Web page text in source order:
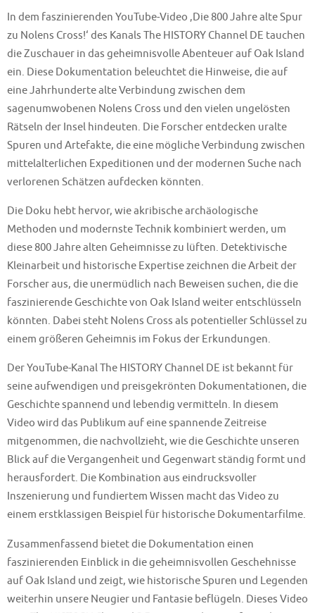
In dem faszinierenden YouTube-Video ‚Die 800 Jahre alte Spur
zu Nolens Cross!‘ des Kanals The HISTORY Channel DE tauchen
die Zuschauer in das geheimnisvolle Abenteuer auf Oak Island
ein. Diese Dokumentation beleuchtet die Hinweise, die auf
eine Jahrhunderte alte Verbindung zwischen dem
sagenumwobenen Nolens Cross und den vielen ungelösten
Rätseln der Insel hindeuten. Die Forscher entdecken uralte
Spuren und Artefakte, die eine mögliche Verbindung zwischen
mittelalterlichen Expeditionen und der modernen Suche nach
verlorenen Schätzen aufdecken könnten.
Die Doku hebt hervor, wie akribische archäologische
Methoden und modernste Technik kombiniert werden, um
diese 800 Jahre alten Geheimnisse zu lüften. Detektivische
Kleinarbeit und historische Expertise zeichnen die Arbeit der
Forscher aus, die unermüdlich nach Beweisen suchen, die die
faszinierende Geschichte von Oak Island weiter entschlüsseln
könnten. Dabei steht Nolens Cross als potentieller Schlüssel zu
einem größeren Geheimnis im Fokus der Erkundungen.
Der YouTube-Kanal The HISTORY Channel DE ist bekannt für
seine aufwendigen und preisgekrönten Dokumentationen, die
Geschichte spannend und lebendig vermitteln. In diesem
Video wird das Publikum auf eine spannende Zeitreise
mitgenommen, die nachvollzieht, wie die Geschichte unseren
Blick auf die Vergangenheit und Gegenwart ständig formt und
herausfordert. Die Kombination aus eindrucksvoller
Inszenierung und fundiertem Wissen macht das Video zu
einem erstklassigen Beispiel für historische Dokumentarfilme.
Zusammenfassend bietet die Dokumentation einen
faszinierenden Einblick in die geheimnisvollen Geschehnisse
auf Oak Island und zeigt, wie historische Spuren und Legenden
weiterhin unsere Neugier und Fantasie beflügeln. Dieses Video